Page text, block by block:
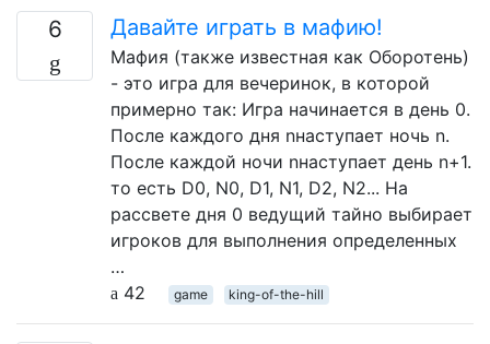
6 Давайте играть в мафию!
Мафия (также известная как Оборотень)
- это игра для вечеринок, в которой
примерно так: Игра начинается в день 0.
После каждого дня nнаступает ночь n.
После каждой ночи nнаступает день n+1.
то есть D0, N0, D1, N1, D2, N2... На
рассвете дня 0 ведущий тайно выбирает
игроков для выполнения определенных
…
42
game king-of-the-hill